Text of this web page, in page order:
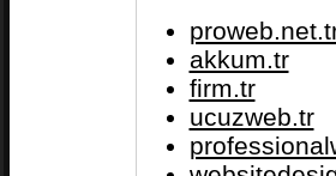
akkum.tr
firm.tr
ucuzweb.tr